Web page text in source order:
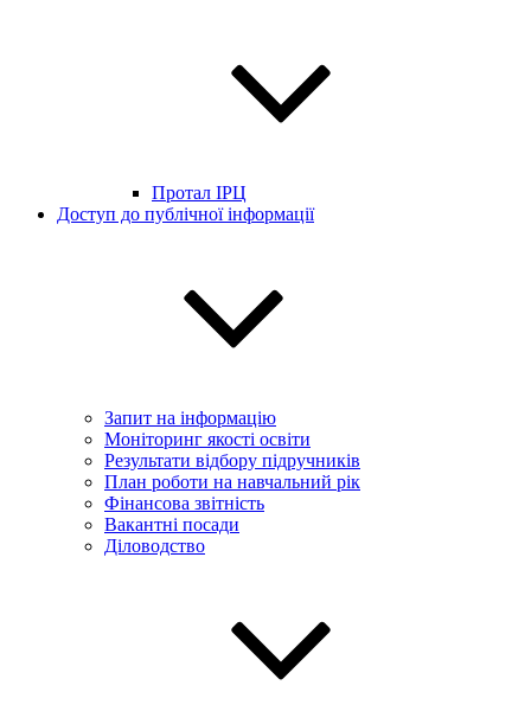
Протал ІРЦ
Доступ до публічної інформації
Запит на інформацію
Моніторинг якості освіти
Результати відбору підручників
План роботи на навчальний рік
Фінансова звітність
Вакантні посади
Діловодство